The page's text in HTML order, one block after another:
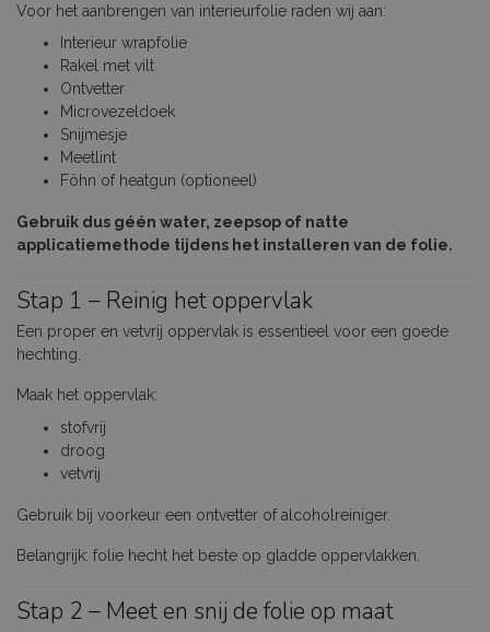
Voor het aanbrengen van interieurfolie raden wij aan:
Interieur wrapfolie
Rakel met vilt
Ontvetter
Microvezeldoek
Snijmesje
Meetlint
Föhn of heatgun (optioneel)
Gebruik dus géén water, zeepsop of natte
applicatiemethode tijdens het installeren van de folie.
Stap 1 – Reinig het oppervlak
Een proper en vetvrij oppervlak is essentieel voor een goede
hechting.
Maak het oppervlak:
stofvrij
droog
vetvrij
Gebruik bij voorkeur een ontvetter of alcoholreiniger.
Belangrijk: folie hecht het beste op gladde oppervlakken.
Stap 2 – Meet en snij de folie op maat